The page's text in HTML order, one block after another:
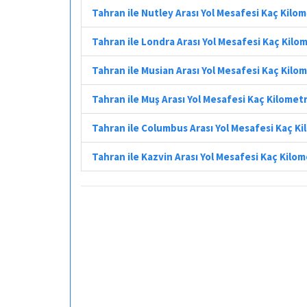
Tahran ile Nutley Arası Yol Mesafesi Kaç
Tahran ile Londra Arası Yol Mesafesi Kaç
Tahran ile Musian Arası Yol Mesafesi Kaç
Tahran ile Muş Arası Yol Mesafesi Kaç
Tahran ile Columbus Arası Yol Mesafesi Kaç
Tahran ile Kazvin Arası Yol Mesafesi Kaç